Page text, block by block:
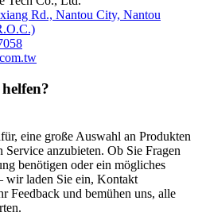
Rd., Nantou City, Nantou
eine große Auswahl an Produkten
anzubieten. Ob Sie Fragen
benötigen oder ein mögliches
wir laden Sie ein, Kontakt
Feedback und bemühen uns, alle